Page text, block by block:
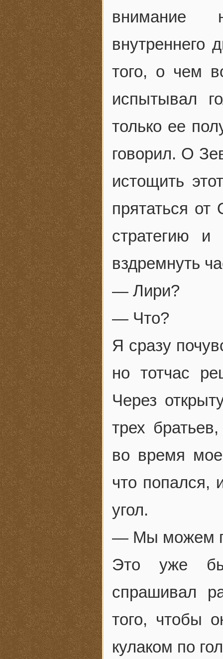
внимание
внутреннего
того, о чем
испытывал
только ее
говорил. О
истощить
прятаться
стратегию
вздремнуть
— Лири?
— Что?
Я сразу
но тотчас
Через
трех
во время
что попался,
угол.
— Мы можем
Это уже
спрашивал
того, чтобы
кулаком по